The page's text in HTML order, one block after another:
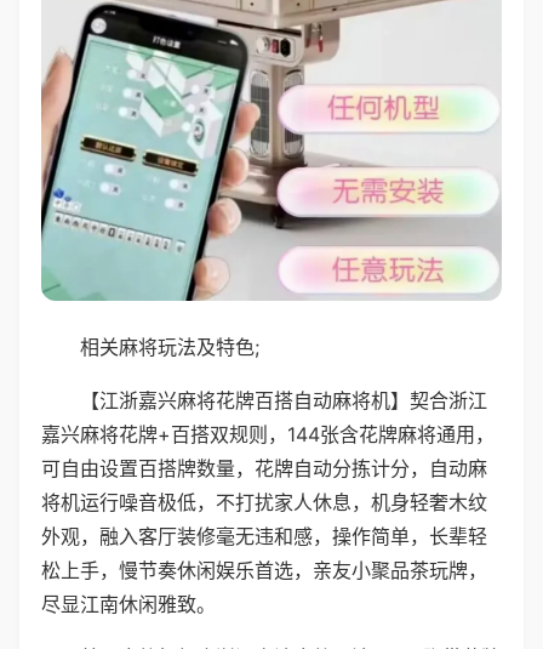
相关麻将玩法及特色;
【江浙嘉兴麻将花牌百搭自动麻将机】契合浙江
嘉兴麻将花牌+百搭双规则，144张含花牌麻将通用，
可自由设置百搭牌数量，花牌自动分拣计分，自动麻
将机运行噪音极低，不打扰家人休息，机身轻奢木纹
外观，融入客厅装修毫无违和感，操作简单，长辈轻
松上手，慢节奏休闲娱乐首选，亲友小聚品茶玩牌，
尽显江南休闲雅致。